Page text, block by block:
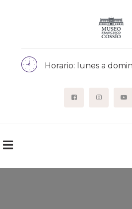
Horario: lunes a